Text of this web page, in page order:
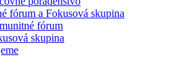
fórum a Fokusová skupina
fórum
skupina